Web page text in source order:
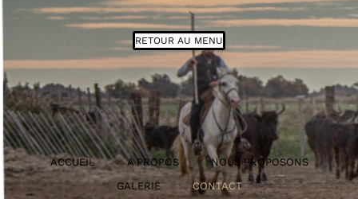
RETOUR AU MENU
ACCUEIL A PROPOS
NOUS PROPOSONS
GALERIE
CONTACT